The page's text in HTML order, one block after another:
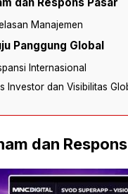
Manajemen
Panggung Global
Internasional
Investor dan Visibilitas
dan